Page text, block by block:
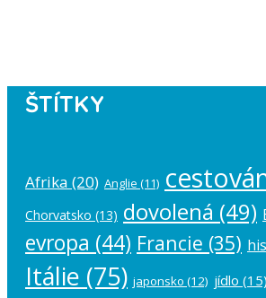
ŠTÍTKY
Afrika (20) Anglie (11)
Chorvatsko (13) dovolená (49)
evropa (44) Francie (35)
Itálie (75) japonsko (12) jídlo (15)